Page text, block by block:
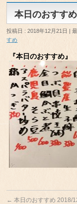
本日のおすす
投稿日 : 2018年12月21日
すめ
『本日のおすすめ』
← 本日のおすすめ 2018/